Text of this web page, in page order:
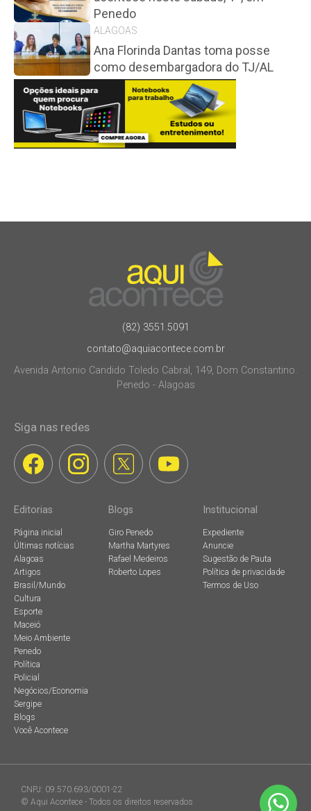
Penedo
ALAGOAS
Ana Florinda Dantas toma posse
como desembargadora do TJ/AL
(82) 3551.5091
contato@aquiacontece.com.br
Avenida Antonio Candido Toledo Cabral, 149, Dom Constantino.
Penedo - Alagoas
Siga nas redes
Editorias
Página inicial
Últimas notícias
Alagoas
Artigos
Brasil/Mundo
Cultura
Esporte
Maceió
Meio Ambiente
Penedo
Política
Policial
Negócios/Economia
Sergipe
Blogs
Você Acontece
Blogs
Giro Penedo
Martha Martyres
Rafael Medeiros
Roberto Lopes
Institucional
Expediente
Anuncie
Sugestão de Pauta
Política de privacidade
Termos de Uso
CNPJ: 09.570.693/0001-22
© Aqui Acontece - Todos os direitos reservados